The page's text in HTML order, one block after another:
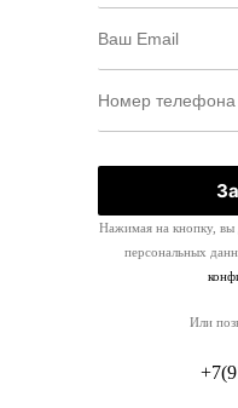
Нажимая на кнопку, вы
персональных
Или